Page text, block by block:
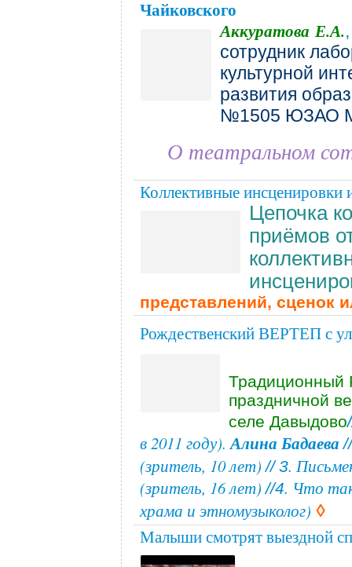
Чайковского
Аккуратова Е.А.
сотрудник
культурной
развития
№1505 ЮЗАО
О театральном
Коллективные инсценировки
Цепочка
приёмов
представлений, сценок
Рождественский ВЕРТЕП с
праздничной
селе Давыдово
в 2011 году).Алина Бадаева //
(зритель, 10 лет)// 3.
(зритель, 16 лет)//4. Что
храма и этномузыколог) ◊
Малыши смотрят выездной